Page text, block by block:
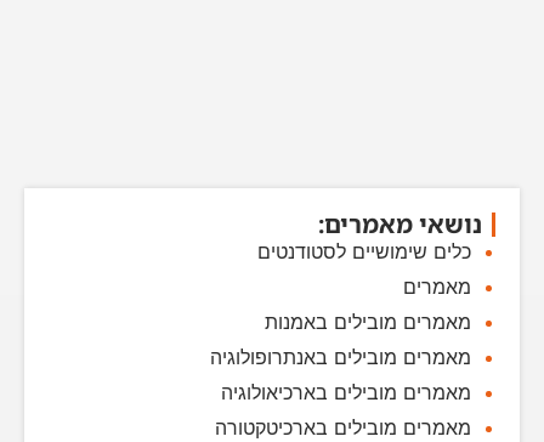
נושאי מאמרים:
כלים שימושיים לסטודנטים
מאמרים
מאמרים מובילים באמנות
מאמרים מובילים באנתרופולוגיה
מאמרים מובילים בארכיאולוגיה
מאמרים מובילים בארכיטקטורה